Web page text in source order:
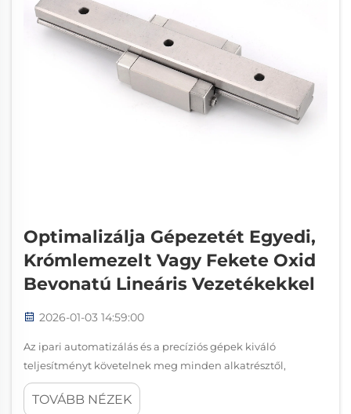
Optimalizálja Gépezetét Egyedi,
Krómlemezelt Vagy Fekete Oxid
Bevonatú Lineáris Vezetékekkel
2026-01-03 14:59:00
Az ipari automatizálás és a precíziós gépek kiváló
teljesítményt követelnek meg minden alkatrésztől,
különösen a mozgásvezérlő rendszerek esetében. Egy
minőségi lineáris vezető számos gyártási alkalmazás
TOVÁBB NÉZEK